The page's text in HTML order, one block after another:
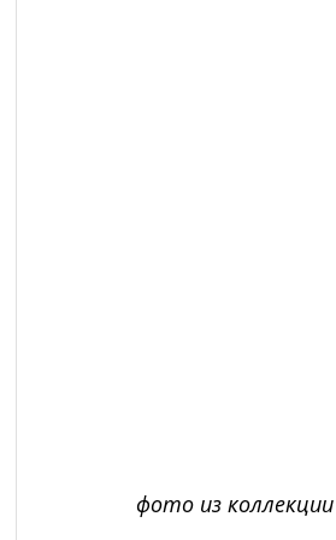
фото из коллекции